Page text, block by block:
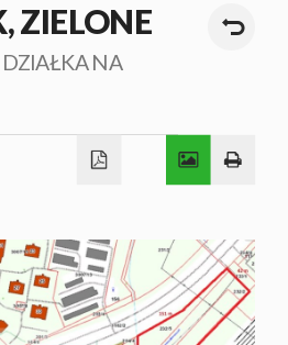
OFERTA
ZIELONE
DZIAŁKA NA